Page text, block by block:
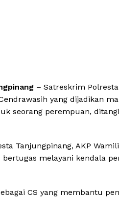
– Satreskrim
yang dijadikan
seorang perempuan,
Tanjungpinang, AKP
bertugas melayani kendala
CS yang membantu